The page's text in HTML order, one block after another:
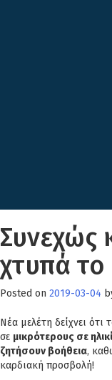
Συνεχώς
χτυπά
Posted on 2019-03-04
Νέα μελέτη δείχνει
σε μικρότερους σε
ζητήσουν βοήθεια,
καρδιακή προσβολή!